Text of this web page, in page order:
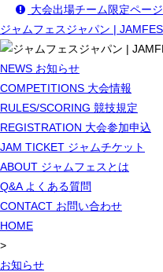
大会出場チーム限定ペー
ジャムフェスジャパン |
NEWS お知らせ
COMPETITIONS 大会情報
RULES/SCORING 競技規定
REGISTRATION 大会参加申込
JAM TICKET ジャムチケット
ABOUT ジャムフェスとは
Q&A よくある質問
CONTACT お問い合わせ
HOME
>
お知らせ